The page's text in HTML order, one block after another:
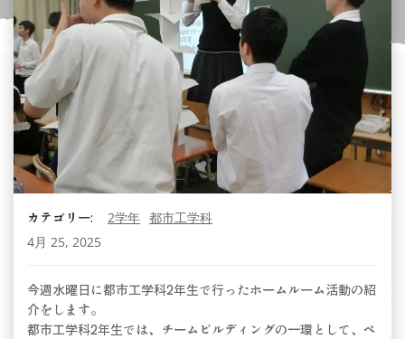
カテゴリー: 2学年 都市工学科
4月 25, 2025
今週水曜日に都市工学科2年生で行ったホームルーム活動の紹
介をします。
都市工学科2年生では、チームビルディングの一環として、ペ